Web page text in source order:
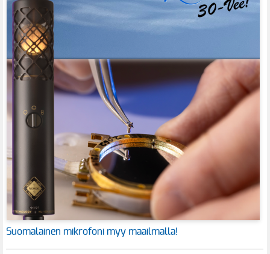
Suomalainen mikrofoni myy maailmalla!